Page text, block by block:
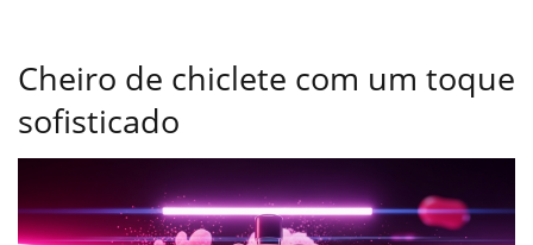
Cheiro de chiclete com um toque
sofisticado